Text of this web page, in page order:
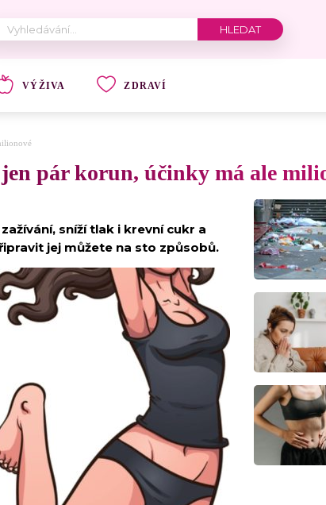
VÝŽIVA ZDRAVÍ
pár korun, účinky má ale
sníží tlak i krevní cukr a
jej můžete na sto způsobů.